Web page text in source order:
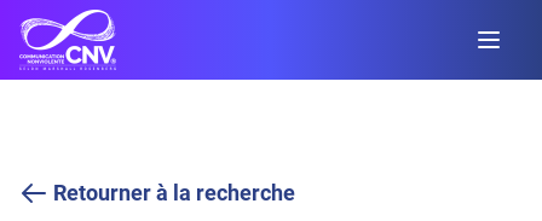
Retourner à la recherche